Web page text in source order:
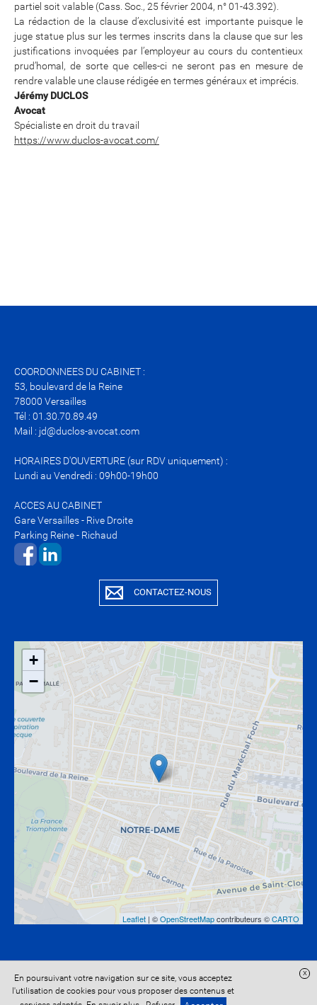
partiel soit valable (Cass. Soc., 25 février 2004, n° 01-43.392).
La rédaction de la clause d’exclusivité est importante puisque le
juge statue plus sur les termes inscrits dans la clause que sur les
justifications invoquées par l’employeur au cours du contentieux
prud’homal, de sorte que celles-ci ne seront pas en mesure de
rendre valable une clause rédigée en termes généraux et imprécis.
Jérémy DUCLOS
Avocat
Spécialiste en droit du travail
https://www.duclos-avocat.com/
COORDONNEES DU CABINET :
53, boulevard de la Reine
78000 Versailles
Tél : 01.30.70.89.49
Mail : jd@duclos-avocat.com
HORAIRES D'OUVERTURE (sur RDV uniquement) :
Lundi au Vendredi : 09h00-19h00
ACCES AU CABINET
Gare Versailles - Rive Droite
Parking Reine - Richaud
CONTACTEZ-NOUS
+
−
Leaflet | ©OpenStreetMapcontributeurs ©CARTO
Site réalisé avecDigital Avocat
Accès administration
Confidentialité
Conditions Générales de Vente
En poursuivant votre navigation sur ce site, vous acceptez
l'utilisation de cookies pour vous proposer des contenus et
x